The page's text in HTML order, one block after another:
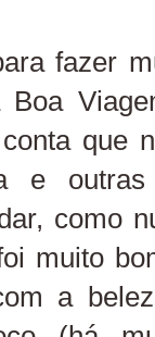
fazer
Boa
que
e
como
muito
a